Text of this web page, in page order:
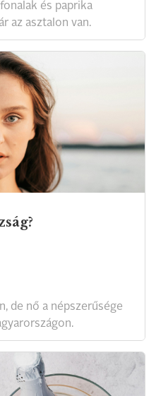
és paprika
az asztalon van.
de nő a népszerűsége